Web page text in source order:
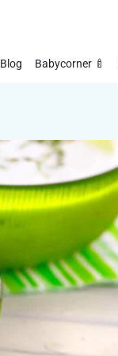
Blog Babycorner 🍼